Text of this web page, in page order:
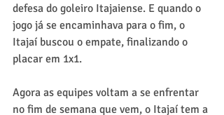
defesa do goleiro Itajaiense. E quando o
jogo já se encaminhava para o fim, o
Itajaí buscou o empate, finalizando o
placar em 1x1.
Agora as equipes voltam a se enfrentar
no fim de semana que vem, o Itajaí tem a